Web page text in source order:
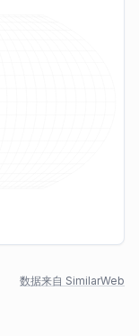
数据来自 SimilarWeb